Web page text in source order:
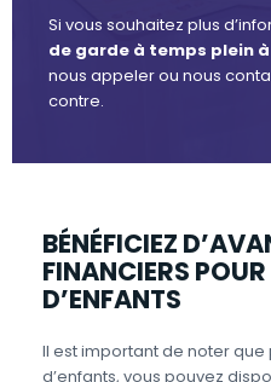
Si vous souhaitez plus
de garde à temps plein
nous appeler ou nous
contre.
BÉNÉFICIEZ
FINANCIERS
D’ENFANTS
Il est important de noter
d’enfants, vous pouvez